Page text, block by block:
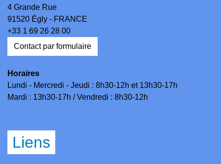
4 Grande Rue
91520 Égly - FRANCE
+33 1 69 26 28 00
Contact par formulaire
Horaires
Lundi - Mercredi - Jeudi : 8h30-12h et 13h30-17h
Mardi : 13h30-17h / Vendredi : 8h30-12h
Liens